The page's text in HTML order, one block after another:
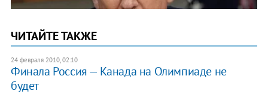
ЧИТАЙТЕ ТАКЖЕ
24 февраля 2010, 02:10
Финала Россия — Канада на Олимпиаде не
будет